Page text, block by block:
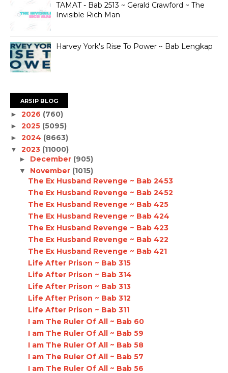
TAMAT - Bab 2513 ~ Gerald Crawford ~ The
Invisible Rich Man
Harvey York's Rise To Power ~ Bab Lengkap
ARSIP BLOG
► 2026 (760)
► 2025 (5095)
► 2024 (8663)
▼ 2023 (11000)
► December (905)
▼ November (1015)
The Ex Husband Revenge ~ Bab 2453
The Ex Husband Revenge ~ Bab 2452
The Ex Husband Revenge ~ Bab 425
The Ex Husband Revenge ~ Bab 424
The Ex Husband Revenge ~ Bab 423
The Ex Husband Revenge ~ Bab 422
The Ex Husband Revenge ~ Bab 421
Life After Prison ~ Bab 315
Life After Prison ~ Bab 314
Life After Prison ~ Bab 313
Life After Prison ~ Bab 312
Life After Prison ~ Bab 311
I am The Ruler Of All ~ Bab 60
I am The Ruler Of All ~ Bab 59
I am The Ruler Of All ~ Bab 58
I am The Ruler Of All ~ Bab 57
I am The Ruler Of All ~ Bab 56